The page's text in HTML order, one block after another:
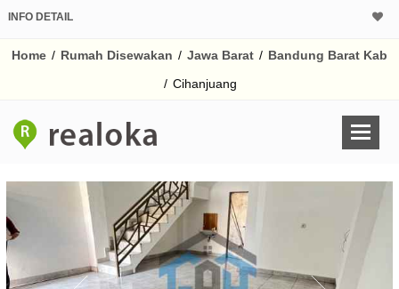
INFO DETAIL
Home / Rumah Disewakan / Jawa Barat / Bandung Barat Kab
/ Cihanjuang